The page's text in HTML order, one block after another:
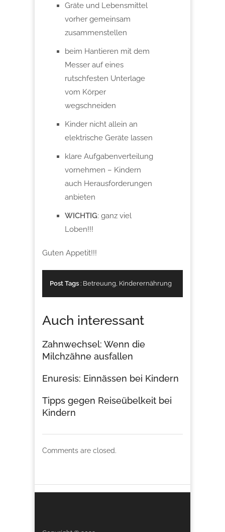
Gräte und Lebensmittel
vorher gemeinsam
zusammenstellen
beim Hantieren mit dem
Messer auf eines
rutschfesten Unterlage
vom Körper
wegschneiden
Kinder nicht allein an
elektrische Geräte lassen
klare Aufgabenverteilung
vornehmen – Kindern
auch Herausforderungen
anbieten
WICHTIG: ganz viel
Loben!!!
Guten Appetit!!!
Post Tags : Betreuung Kinderernährung
Auch interessant
Zahnwechsel: Wenn die
Milchzähne ausfallen
Enuresis: Einnässen bei Kindern
Tipps gegen Reiseübelkeit bei
Kindern
Comments are closed.